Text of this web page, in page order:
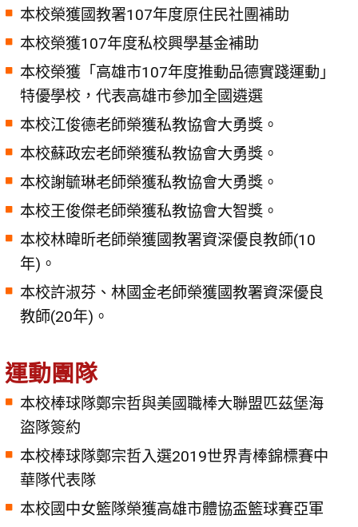
本校榮獲國教署107年度原住民社團補助
本校榮獲107年度私校興學基金補助
本校榮獲「高雄市107年度推動品德實踐運動」
特優學校，代表高雄市參加全國遴選
本校江俊德老師榮獲私教協會大勇獎。
本校蘇政宏老師榮獲私教協會大勇獎。
本校謝毓琳老師榮獲私教協會大勇獎。
本校王俊傑老師榮獲私教協會大智獎。
本校林暐昕老師榮獲國教署資深優良教師(10
年)。
本校許淑芬、林國金老師榮獲國教署資深優良
教師(20年)。
運動團隊
本校棒球隊鄭宗哲與美國職棒大聯盟匹茲堡海
盜隊簽約
本校棒球隊鄭宗哲入選2019世界青棒錦標賽中
華隊代表隊
本校國中女籃隊榮獲高雄市體協盃籃球賽亞軍